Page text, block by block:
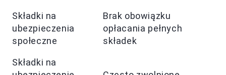
Składki na
ubezpieczenia
społeczne
Brak obowiązku
opłacania pełnych
składek
Składki na